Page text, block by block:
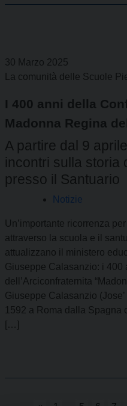
30 Marzo 2025
La comunità delle Scuole
I 400 anni della
Madonna Regina
A partire dal 9
incontri sulla storia
presso il Santuario
Notizie
Un’importante ricorrenza
attraverso la scuola e il
attualizzano il ministero
Giuseppe Calasanzio: i 400
dell’Arciconfraternita
Giuseppe Calasanzio
1592 a Roma dalla Spagna
[…]